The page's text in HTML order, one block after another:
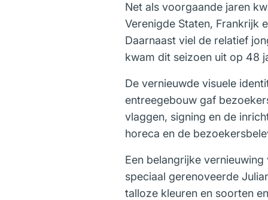
Net als voorgaande jaren
Verenigde Staten, Frankrijk
Daarnaast viel de relatief
kwam dit seizoen uit op 48
De vernieuwde visuele
entreegebouw gaf
vlaggen, signing en de
horeca en de
Een belangrijke
speciaal gerenoveerde
talloze kleuren en soorten